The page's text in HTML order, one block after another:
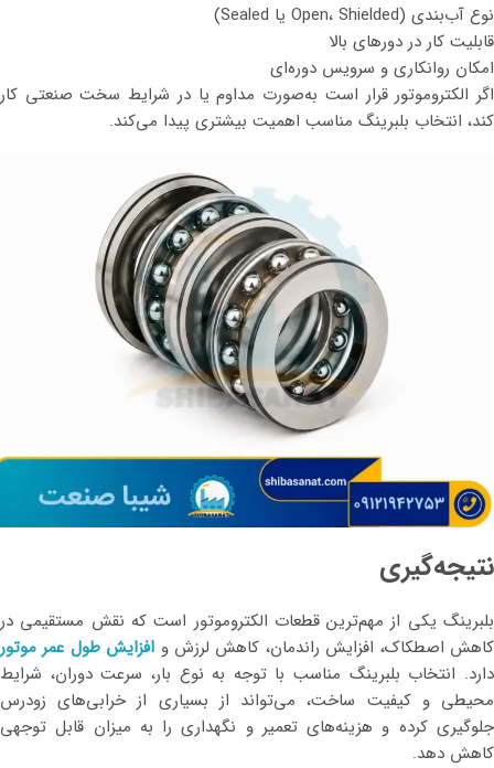
نوع آب‌بندی (Open، Shielded یا Sealed)
قابلیت کار در دورهای بالا
امکان روانکاری و سرویس دوره‌ای
اگر الکتروموتور قرار است به‌صورت مداوم یا در شرایط سخت صنعتی کار
کند، انتخاب بلبرینگ مناسب اهمیت بیشتری پیدا می‌کند.
نتیجه‌گیری
بلبرینگ یکی از مهم‌ترین قطعات الکتروموتور است که نقش مستقیمی در
کاهش اصطکاک، افزایش راندمان، کاهش لرزش و افزایش طول عمر موتور
دارد. انتخاب بلبرینگ مناسب با توجه به نوع بار، سرعت دوران، شرایط
محیطی و کیفیت ساخت، می‌تواند از بسیاری از خرابی‌های زودرس
جلوگیری کرده و هزینه‌های تعمیر و نگهداری را به میزان قابل توجهی
کاهش دهد.